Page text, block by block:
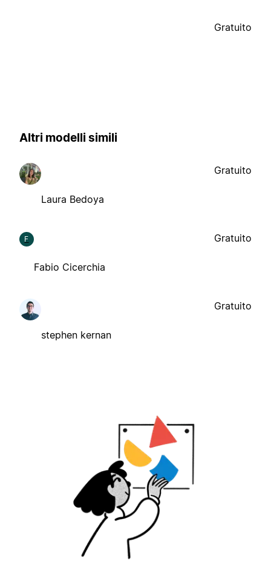
Gratuito
Altri modelli simili
Laura Bedoya
Gratuito
F
Fabio Cicerchia
Gratuito
stephen kernan
Gratuito